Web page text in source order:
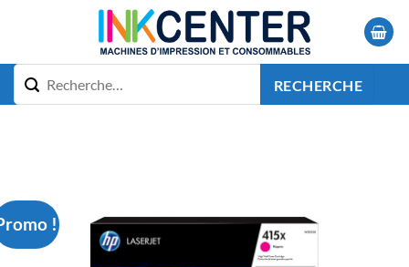
RECHERCHE
!